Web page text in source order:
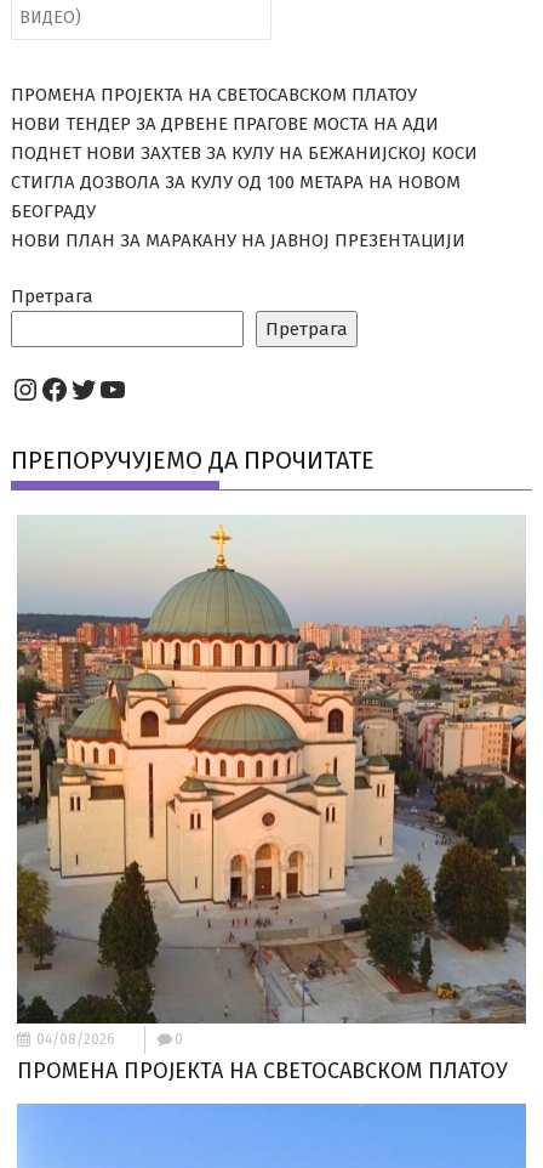
ВИДЕО)
ПРОМЕНА ПРОЈЕКТА НА СВЕТОСАВСКОМ ПЛАТОУ
НОВИ ТЕНДЕР ЗА ДРВЕНЕ ПРАГОВЕ МОСТА НА АДИ
ПОДНЕТ НОВИ ЗАХТЕВ ЗА КУЛУ НА БЕЖАНИЈСКОЈ КОСИ
СТИГЛА ДОЗВОЛА ЗА КУЛУ ОД 100 МЕТАРА НА НОВОМ
БЕОГРАДУ
НОВИ ПЛАН ЗА МАРАКАНУ НА ЈАВНОЈ ПРЕЗЕНТАЦИЈИ
Претрага
Претрага
Instagram
Facebook
Twitter
YouTube
ПРЕПОРУЧУЈЕМО ДА ПРОЧИТАТЕ
04/08/2026 0
ПРОМЕНА ПРОЈЕКТА НА СВЕТОСАВСКОМ ПЛАТОУ